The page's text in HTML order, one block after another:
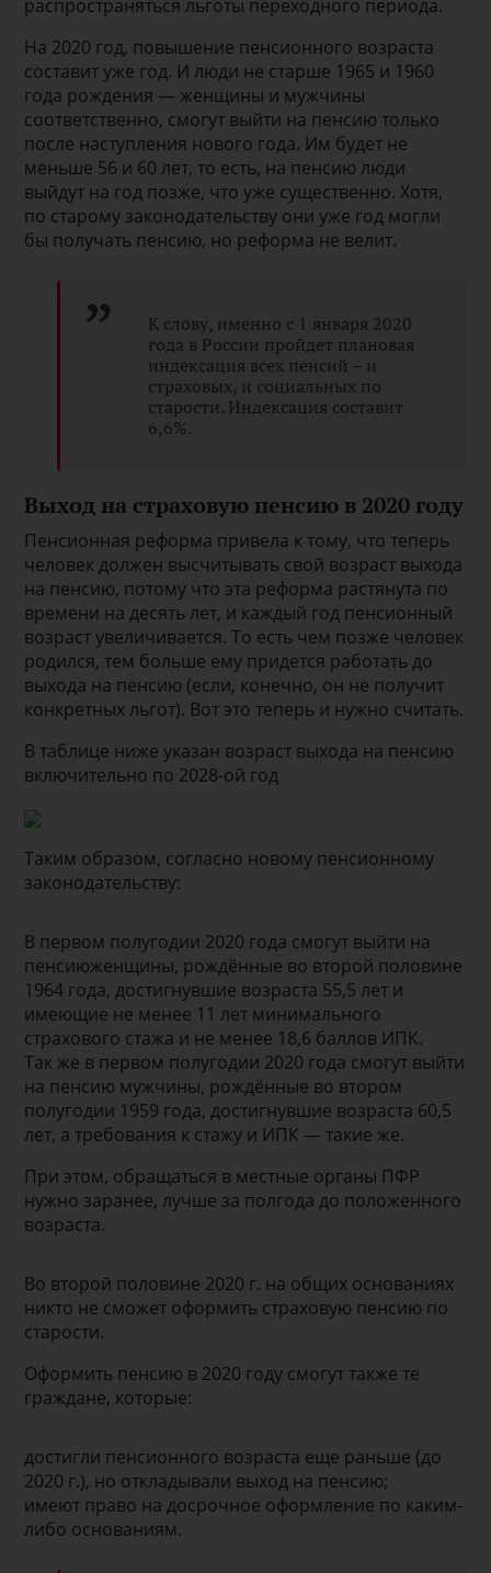
распространяться льготы переходного периода.
На 2020 год, повышение пенсионного возраста
составит уже год. И люди не старше 1965 и 1960
года рождения — женщины и мужчины
соответственно, смогут выйти на пенсию только
после наступления нового года. Им будет не
меньше 56 и 60 лет, то есть, на пенсию люди
выйдут на год позже, что уже существенно. Хотя,
по старому законодательству они уже год могли
бы получать пенсию, но реформа не велит.
К слову, именно с 1 января 2020
года в России пройдет плановая
индексация всех пенсий – и
страховых, и социальных по
старости. Индексация составит
6,6%.
Выход на страховую пенсию в 2020 году
Пенсионная реформа привела к тому, что теперь
человек должен высчитывать свой возраст выхода
на пенсию, потому что эта реформа растянута по
времени на десять лет, и каждый год пенсионный
возраст увеличивается. То есть чем позже человек
родился, тем больше ему придется работать до
выхода на пенсию (если, конечно, он не получит
конкретных льгот). Вот это теперь и нужно считать.
В таблице ниже указан возраст выхода на пенсию
включительно по 2028-ой год
Таким образом, согласно новому пенсионному
законодательству:
В первом полугодии 2020 года смогут выйти на
пенсиюженщины, рождённые во второй половине
1964 года, достигнувшие возраста 55,5 лет и
имеющие не менее 11 лет минимального
страхового стажа и не менее 18,6 баллов ИПК.
Так же в первом полугодии 2020 года смогут выйти
на пенсию мужчины, рождённые во втором
полугодии 1959 года, достигнувшие возраста 60,5
лет, а требования к стажу и ИПК — такие же.
При этом, обращаться в местные органы ПФР
нужно заранее, лучше за полгода до положенного
возраста.
Во второй половине 2020 г. на общих основаниях
никто не сможет оформить страховую пенсию по
старости.
Оформить пенсию в 2020 году смогут также те
граждане, которые:
достигли пенсионного возраста еще раньше (до
2020 г.), но откладывали выход на пенсию;
имеют право на досрочное оформление по каким-
либо основаниям.